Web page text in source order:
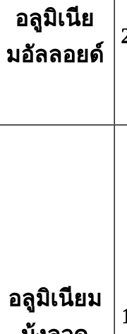
อลูมิเนีย
มอัลลอยด์
อลูมิเนียม